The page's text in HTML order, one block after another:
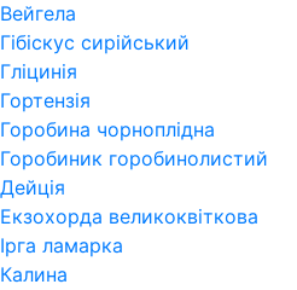
Вейгела
Гібіскус сирійський
Гліцинія
Гортензія
Горобина чорноплідна
Горобиник горобинолистий
Дейція
Екзохорда великоквіткова
Ірга ламарка
Калина